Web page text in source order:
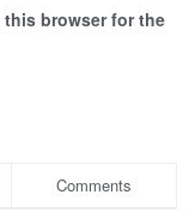
this browser for the
Comments